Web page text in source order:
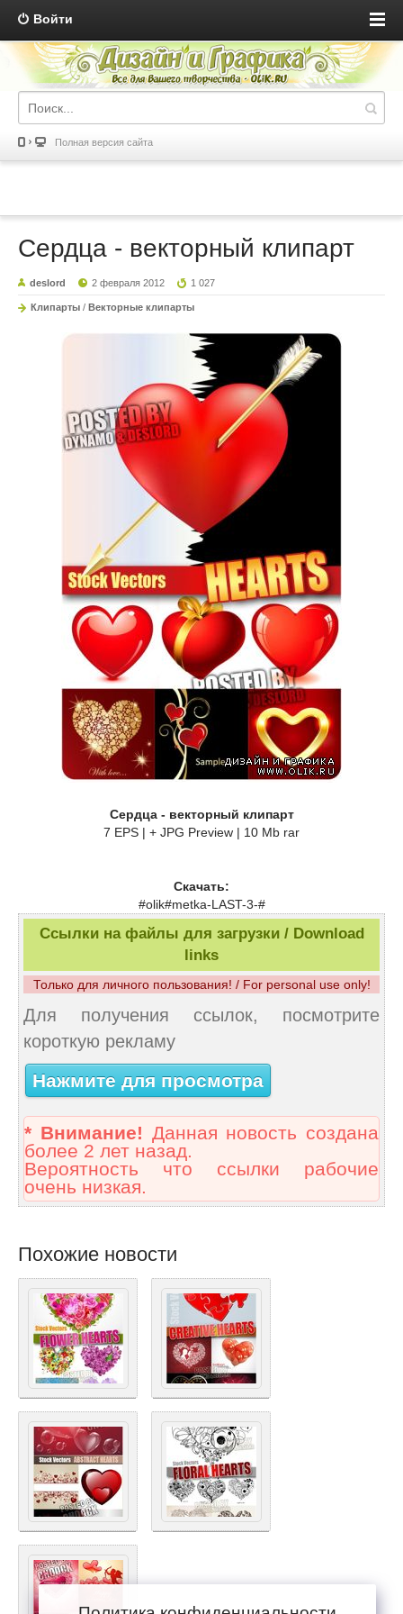
Войти
Полная версия сайта
Сердца - векторный клипарт
deslord 2 февраля 2012 1 027
Клипарты / Векторные клипарты
Сердца - векторный клипарт
7 EPS | + JPG Preview | 10 Mb rar
Скачать:
#olik#metka-LAST-3-#
Ссылки на файлы для загрузки / Download
links
Только для личного пользования! / For personal use only!
Для получения ссылок, посмотрите
короткую рекламу
Нажмите для просмотра
* Внимание! Данная новость создана
более 2 лет назад.
Вероятность что ссылки рабочие
очень низкая.
Похожие новости